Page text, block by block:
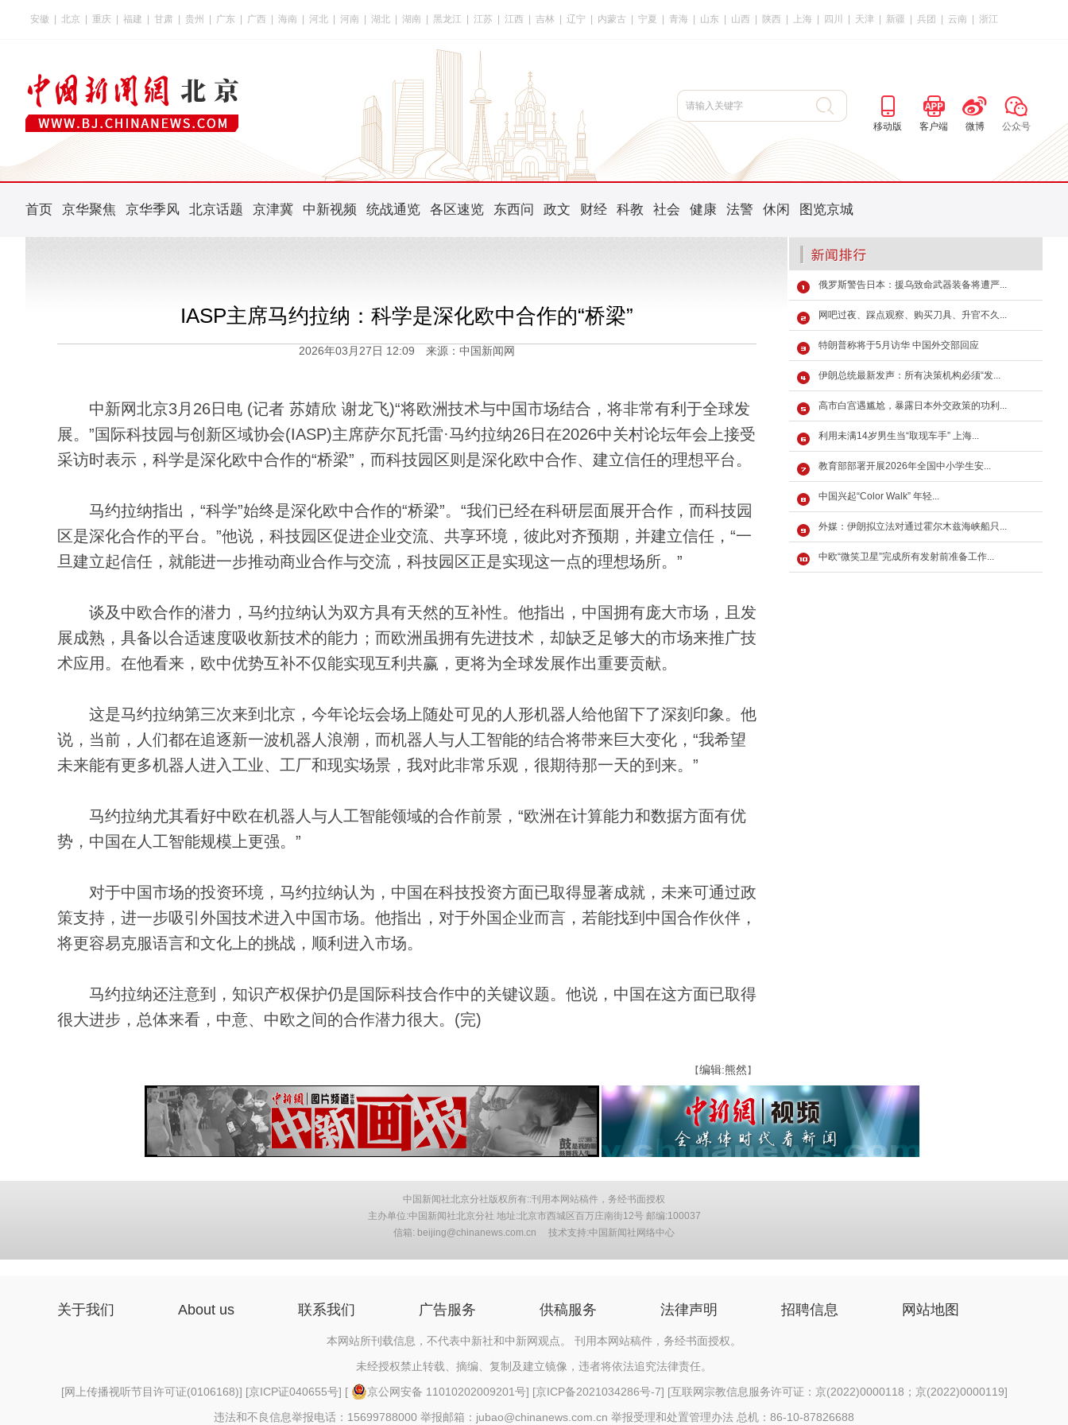
安徽 北京 重庆 福建 甘肃 贵州 广东 广西 海南 河北 河南 湖北 湖南 黑龙江 江苏 江西 吉林 辽宁 内蒙古 宁夏 青海 山东 山西 陕西 上海 四川 天津 新疆 兵团 云南 浙江
移动版 客户端 微博 公众号
首页 京华聚焦 京华季风 北京话题 京津冀 中新视频 统战通览 各区速览 东西问 政文 财经 科教 社会 健康 法警 休闲 图览京城
IASP主席马约拉纳：科学是深化欧中合作的“桥梁”
2026年03月27日 12:09 来源：中国新闻网
中新网北京3月26日电 (记者 苏婧欣 谢龙飞)“将欧洲技术与中国市场结合，将非常有利于全球发
展。”国际科技园与创新区域协会(IASP)主席萨尔瓦托雷·马约拉纳26日在2026中关村论坛年会上接受
采访时表示，科学是深化欧中合作的“桥梁”，而科技园区则是深化欧中合作、建立信任的理想平台。
马约拉纳指出，“科学”始终是深化欧中合作的“桥梁”。“我们已经在科研层面展开合作，而科技园
区是深化合作的平台。”他说，科技园区促进企业交流、共享环境，彼此对齐预期，并建立信任，“一
旦建立起信任，就能进一步推动商业合作与交流，科技园区正是实现这一点的理想场所。”
谈及中欧合作的潜力，马约拉纳认为双方具有天然的互补性。他指出，中国拥有庞大市场，且发
展成熟，具备以合适速度吸收新技术的能力；而欧洲虽拥有先进技术，却缺乏足够大的市场来推广技
术应用。在他看来，欧中优势互补不仅能实现互利共赢，更将为全球发展作出重要贡献。
这是马约拉纳第三次来到北京，今年论坛会场上随处可见的人形机器人给他留下了深刻印象。他
说，当前，人们都在追逐新一波机器人浪潮，而机器人与人工智能的结合将带来巨大变化，“我希望
未来能有更多机器人进入工业、工厂和现实场景，我对此非常乐观，很期待那一天的到来。”
马约拉纳尤其看好中欧在机器人与人工智能领域的合作前景，“欧洲在计算能力和数据方面有优
势，中国在人工智能规模上更强。”
对于中国市场的投资环境，马约拉纳认为，中国在科技投资方面已取得显著成就，未来可通过政
策支持，进一步吸引外国技术进入中国市场。他指出，对于外国企业而言，若能找到中国合作伙伴，
将更容易克服语言和文化上的挑战，顺利进入市场。
马约拉纳还注意到，知识产权保护仍是国际科技合作中的关键议题。他说，中国在这方面已取得
很大进步，总体来看，中意、中欧之间的合作潜力很大。(完)
【编辑:熊然 】
俄罗斯警告日本：援乌致命武器装备将遭严...
网吧过夜、踩点观察、购买刀具、升官不久...
特朗普称将于5月访华 中国外交部回应
伊朗总统最新发声：所有决策机构必须“发...
高市白宫遇尴尬，暴露日本外交政策的功利...
利用未满14岁男生当“取现车手” 上海...
教育部部署开展2026年全国中小学生安...
中国兴起“Color Walk” 年轻...
外媒：伊朗拟立法对通过霍尔木兹海峡船只...
中欧“微笑卫星”完成所有发射前准备工作...
中国新闻社北京分社版权所有::刊用本网站稿件，务经书面授权
主办单位:中国新闻社北京分社 地址:北京市西城区百万庄南街12号 邮编:100037
信箱: beijing@chinanews.com.cn 技术支持:中国新闻社网络中心
关于我们 About us 联系我们 广告服务 供稿服务 法律声明 招聘信息 网站地图
本网站所刊载信息，不代表中新社和中新网观点。 刊用本网站稿件，务经书面授权。
未经授权禁止转载、摘编、复制及建立镜像，违者将依法追究法律责任。
[网上传播视听节目许可证(0106168)] [京ICP证040655号] [ 京公网安备 11010202009201号] [京ICP备2021034286号-7] [互联网宗教信息服务许可证：京(2022)0000118；京(2022)0000119]
违法和不良信息举报电话：15699788000 举报邮箱：jubao@chinanews.com.cn 举报受理和处置管理办法 总机：86-10-87826688